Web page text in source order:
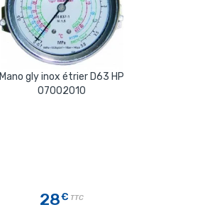
Mano gly inox étrier D63 HP
07002010
28€ TTC